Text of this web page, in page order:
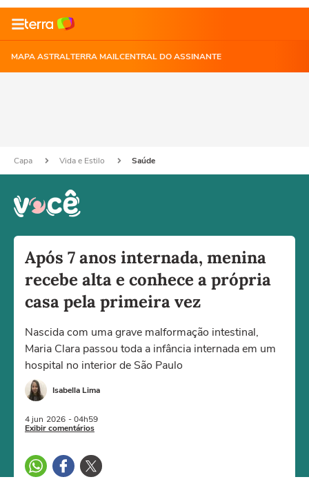
MAPA ASTRALTERRA MAILCENTRAL DO ASSINANTE
Capa Vida e Estilo Saúde
Após 7 anos internada, menina
recebe alta e conhece a própria
casa pela primeira vez
Nascida com uma grave malformação intestinal,
Maria Clara passou toda a infância internada em um
hospital no interior de São Paulo
Isabella Lima
4 jun 2026 - 04h59
Exibir comentários